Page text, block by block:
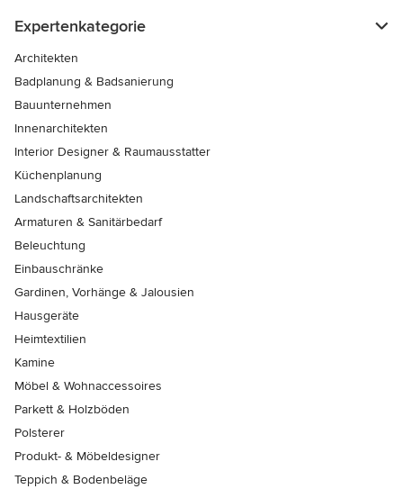
Expertenkategorie
Architekten
Badplanung & Badsanierung
Bauunternehmen
Innenarchitekten
Interior Designer & Raumausstatter
Küchenplanung
Landschaftsarchitekten
Armaturen & Sanitärbedarf
Beleuchtung
Einbauschränke
Gardinen, Vorhänge & Jalousien
Hausgeräte
Heimtextilien
Kamine
Möbel & Wohnaccessoires
Parkett & Holzböden
Polsterer
Produkt- & Möbeldesigner
Teppich & Bodenbeläge